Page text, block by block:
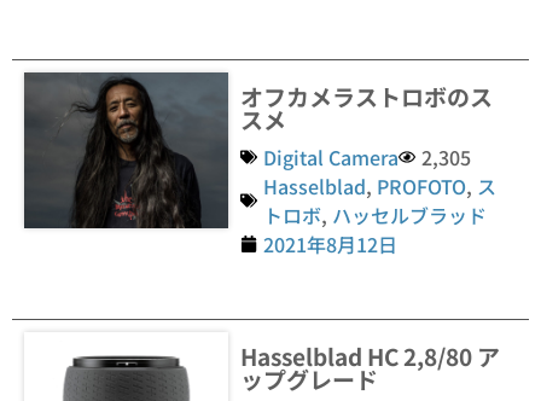
オフカメラストロボのス
スメ
Digital Camera
2,305
Hasselblad, PROFOTO, ス
トロボ, ハッセルブラッド
2021年8月12日
Hasselblad HC 2,8/80 ア
ップグレード